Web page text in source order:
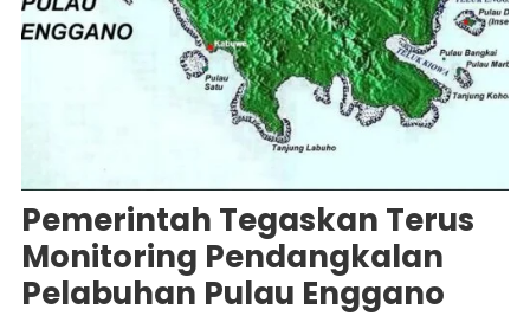
Pemerintah Tegaskan Terus
Monitoring Pendangkalan
Pelabuhan Pulau Enggano